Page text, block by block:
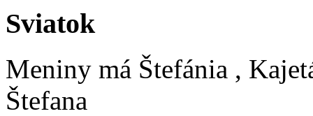
Sviatok
Meniny má Štefánia ,
Štefana